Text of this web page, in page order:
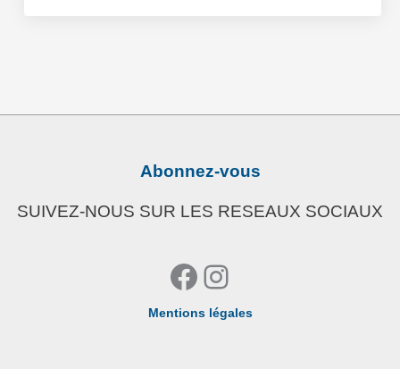
Abonnez-vous
SUIVEZ-NOUS SUR LES RESEAUX SOCIAUX
Facebook
Instagram
Mentions légales